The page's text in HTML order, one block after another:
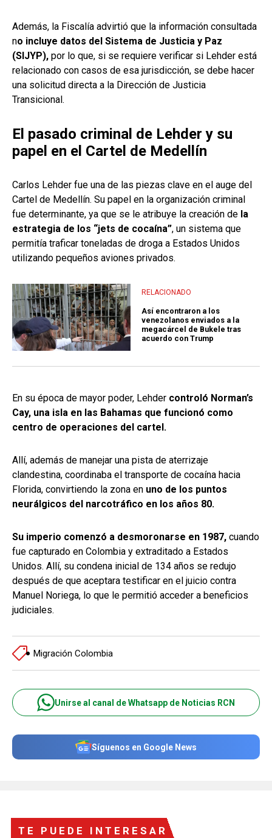
Además, la Fiscalía advirtió que la información consultada
no incluye datos del Sistema de Justicia y Paz
(SIJYP), por lo que, si se requiere verificar si Lehder está
relacionado con casos de esa jurisdicción, se debe hacer
una solicitud directa a la Dirección de Justicia
Transicional.
El pasado criminal de Lehder y su
papel en el Cartel de Medellín
Carlos Lehder fue una de las piezas clave en el auge del
Cartel de Medellín. Su papel en la organización criminal
fue determinante, ya que se le atribuye la creación de la
estrategia de los “jets de cocaína”, un sistema que
permitía traficar toneladas de droga a Estados Unidos
utilizando pequeños aviones privados.
RELACIONADO
Así encontraron a los
venezolanos enviados a la
megacárcel de Bukele tras
acuerdo con Trump
En su época de mayor poder, Lehder controló Norman’s
Cay, una isla en las Bahamas que funcionó como
centro de operaciones del cartel.
Allí, además de manejar una pista de aterrizaje
clandestina, coordinaba el transporte de cocaína hacia
Florida, convirtiendo la zona en uno de los puntos
neurálgicos del narcotráfico en los años 80.
Su imperio comenzó a desmoronarse en 1987, cuando
fue capturado en Colombia y extraditado a Estados
Unidos. Allí, su condena inicial de 134 años se redujo
después de que aceptara testificar en el juicio contra
Manuel Noriega, lo que le permitió acceder a beneficios
judiciales.
Migración Colombia
Unirse al canal de Whatsapp de Noticias RCN
Síguenos en Google News
TE PUEDE INTERESAR